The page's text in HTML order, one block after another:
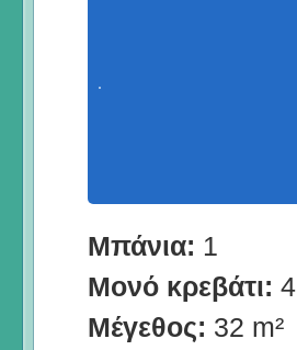
Μπάνια: 1
Μονό κρεβάτι: 4
Μέγεθος: 32 m²